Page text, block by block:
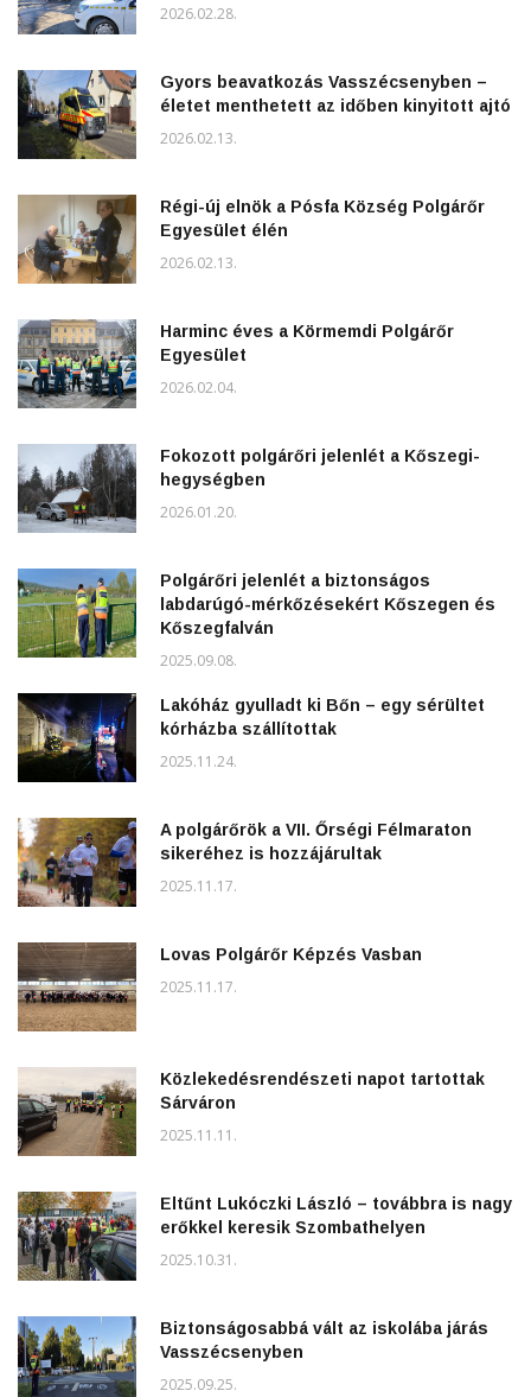
2026.02.28.
Gyors beavatkozás Vasszécsenyben –
életet menthetett az időben kinyitott ajtó
2026.02.13.
Régi-új elnök a Pósfa Község Polgárőr
Egyesület élén
2026.02.13.
Harminc éves a Körmemdi Polgárőr
Egyesület
2026.02.04.
Fokozott polgárőri jelenlét a Kőszegi-
hegységben
2026.01.20.
Polgárőri jelenlét a biztonságos
labdarúgó-mérkőzésekért Kőszegen és
Kőszegfalván
2025.09.08.
Lakóház gyulladt ki Bőn – egy sérültet
kórházba szállítottak
2025.11.24.
A polgárőrök a VII. Őrségi Félmaraton
sikeréhez is hozzájárultak
2025.11.17.
Lovas Polgárőr Képzés Vasban
2025.11.17.
Közlekedésrendészeti napot tartottak
Sárváron
2025.11.11.
Eltűnt Lukóczki László – továbbra is nagy
erőkkel keresik Szombathelyen
2025.10.31.
Biztonságosabbá vált az iskolába járás
Vasszécsenyben
2025.09.25.